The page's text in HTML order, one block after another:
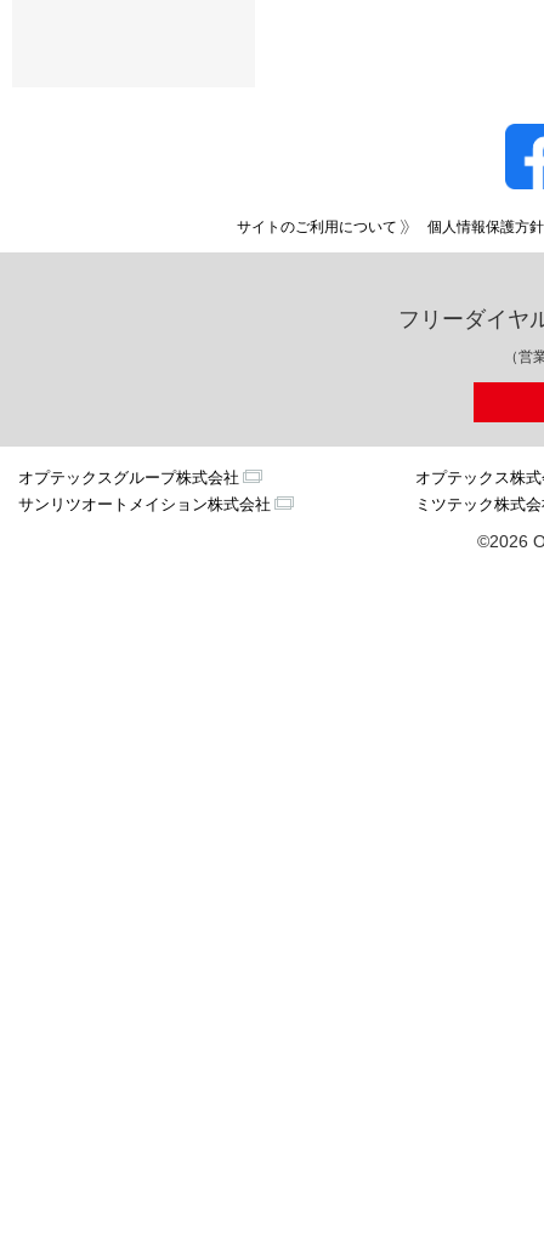
サイトのご利用について 個人情報保護方針
フリーダイヤ
（営
オプテックスグループ株式会社
オプテックス株
サンリツオートメイション株式会社
ミツテック株式
©2026